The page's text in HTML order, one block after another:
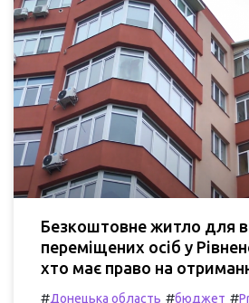
Безкоштовне житло для
переміщених осіб у
хто має право на
#Донецька область #бюджет #